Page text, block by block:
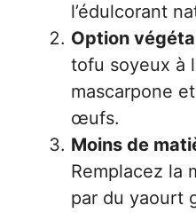
l’édulcorant
Option
tofu soyeux à
mascarpone
œufs.
Moins de
Remplacez la
par du yaourt